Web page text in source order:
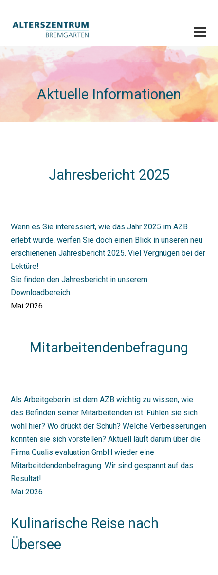
Aktuelle Informationen
Jahresbericht 2025
Wenn es Sie interessiert, wie das Jahr 2025 im AZB
erlebt wurde, werfen Sie doch einen Blick in unseren neu
erschienenen Jahresbericht 2025. Viel Vergnügen bei der
Lektüre!
Sie finden den Jahresbericht in unserem
Downloadbereich.
Mai 2026
Mitarbeitendenbefragung
Als Arbeitgeberin ist dem AZB wichtig zu wissen, wie
das Befinden seiner Mitarbeitenden ist. Fühlen sie sich
wohl hier? Wo drückt der Schuh? Welche Verbesserungen
könnten sie sich vorstellen? Aktuell läuft darum über die
Firma Qualis evaluation GmbH wieder eine
Mitarbeitdendenbefragung. Wir sind gespannt auf das
Resultat!
Mai 2026
Kulinarische Reise nach
Übersee